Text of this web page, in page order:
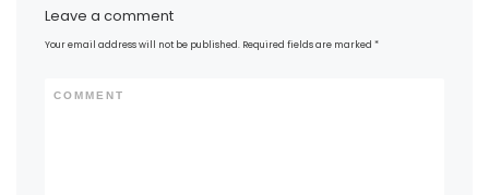
Leave a comment
Your email address will not be published.Required fields are marked *
COMMENT